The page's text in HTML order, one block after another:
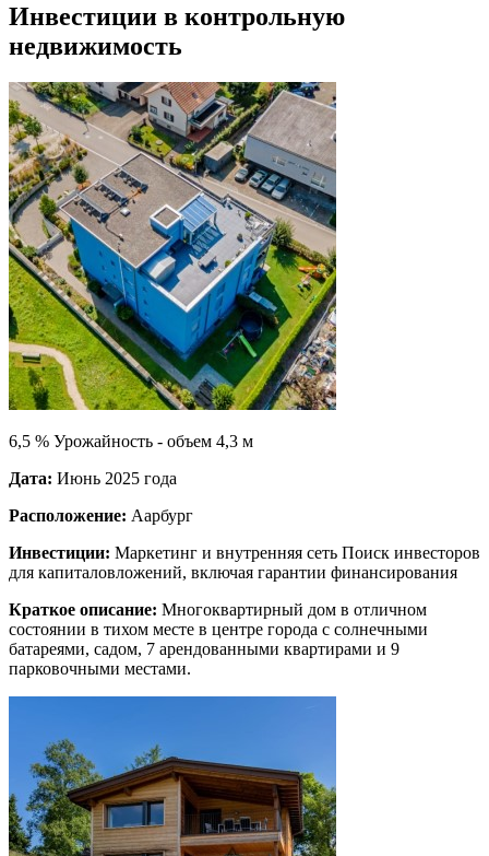
Инвестиции в контрольную
недвижимость
6,5 % Урожайность - объем 4,3 м
Дата: Июнь 2025 года
Расположение: Аарбург
Инвестиции: Маркетинг и внутренняя сеть Поиск инвесторов
для капиталовложений, включая гарантии финансирования
Краткое описание: Многоквартирный дом в отличном
состоянии в тихом месте в центре города с солнечными
батареями, садом, 7 арендованными квартирами и 9
парковочными местами.